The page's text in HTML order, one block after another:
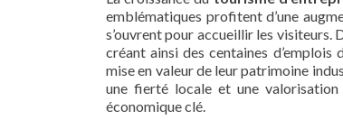
emblématiques profitent d’une
s’ouvrent pour accueillir les visiteurs.
créant ainsi des centaines d’emplois
mise en valeur de leur patrimoine
une fierté locale et une valorisation
économique clé.